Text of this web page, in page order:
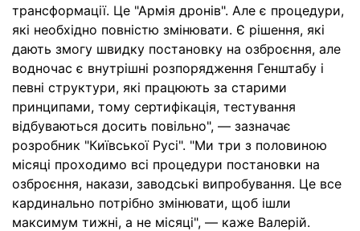
трансформації. Це "Армія дронів". Але є процедури,
які необхідно повністю змінювати. Є рішення, які
дають змогу швидку постановку на озброєння, але
водночас є внутрішні розпорядження Генштабу і
певні структури, які працюють за старими
принципами, тому сертифікація, тестування
відбуваються досить повільно", — зазначає
розробник "Київської Русі". "Ми три з половиною
місяці проходимо всі процедури постановки на
озброєння, накази, заводські випробування. Це все
кардинально потрібно змінювати, щоб ішли
максимум тижні, а не місяці", — каже Валерій.